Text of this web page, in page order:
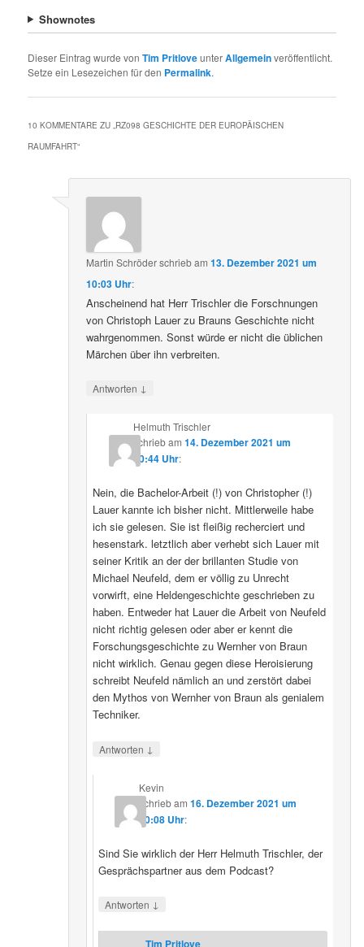
Shownotes
Dieser Eintrag wurde vonTim PritloveunterAllgemeinveröffentlicht.
Setze ein Lesezeichen für den Permalink.
10 KOMMENTARE ZU „RZ098 GESCHICHTE DER EUROPÄISCHEN
RAUMFAHRT“
Martin Schröderschriebam13. Dezember 2021 um
10:03 Uhr:
Anscheinend hat Herr Trischler die Forschnungen
von Christoph Lauer zu Brauns Geschichte nicht
wahrgenommen. Sonst würde er nicht die üblichen
Märchen über ihn verbreiten.
Antworten ↓
Helmuth Trischler
schriebam 14. Dezember 2021 um
20:44 Uhr:
Nein, die Bachelor-Arbeit (!) von Christopher (!)
Lauer kannte ich bisher nicht. Mittlerweile habe
ich sie gelesen. Sie ist fleißig recherciert und
hesenstark. letztlich aber verhebt sich Lauer mit
seiner Kritik an der der brillanten Studie von
Michael Neufeld, dem er völlig zu Unrecht
vorwirft, eine Heldengeschichte geschrieben zu
haben. Entweder hat Lauer die Arbeit von Neufeld
nicht richtig gelesen oder aber er kennt die
Forschungsgeschichte zu Wernher von Braun
nicht wirklich. Genau gegen diese Heroisierung
schreibt Neufeld nämlich an und zerstört dabei
den Mythos von Wernher von Braun als genialem
Techniker.
Antworten ↓
Kevin
schriebam16. Dezember 2021 um
20:08 Uhr:
Sind Sie wirklich der Herr Helmuth Trischler, der
Gesprächspartner aus dem Podcast?
Antworten ↓
Tim Pritlove